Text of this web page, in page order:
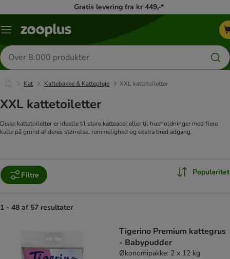
Gratis levering fra kr 449,-*
Menu
Søg
efter
produkter
Kat Kattebakke & Kattepleje XXL kattetoiletter
XXL kattetoiletter
Disse kattetoiletter er ideelle til store katteacer eller til husholdninger med flere
katte på grund af deres størrelse, rummelighed og ekstra bred adgang.
Filtre Popularitet
1 - 48 af 57 resultater
Tigerino Premium kattegrus
- Babypudder
Økonomipakke: 2 x 12 kg